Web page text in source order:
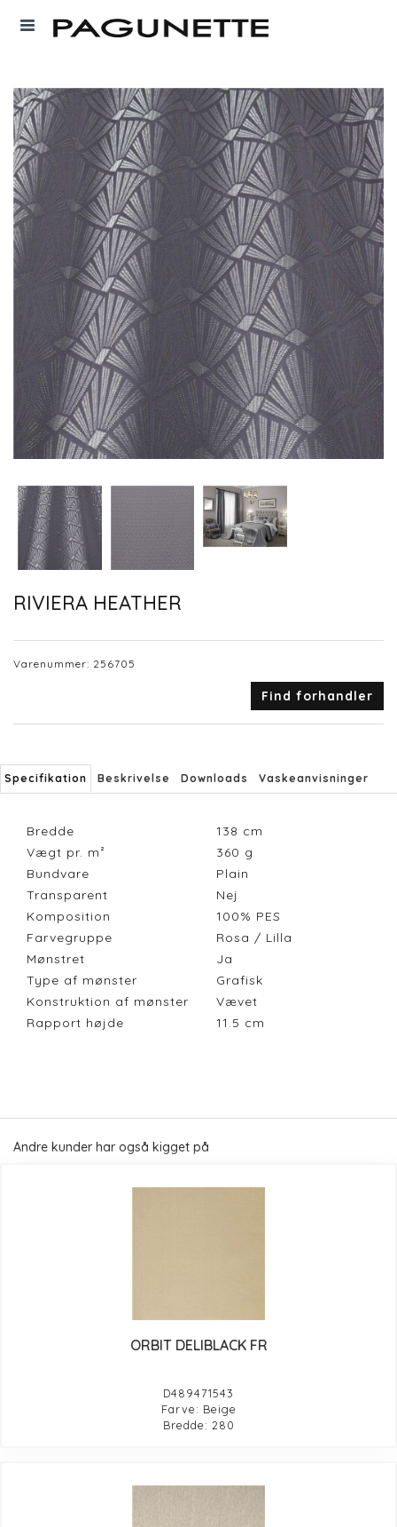
RIVIERA HEATHER
Varenummer: 256705
Find forhandler
Specifikation Beskrivelse Downloads Vaskeanvisninger
Bredde 138 cm
Vægt pr. m²
360 g
Bundvare
Plain
Transparent
Nej
Komposition
100% PES
Farvegruppe
Rosa / Lilla
Mønstret
Ja
Type af mønster
Grafisk
Konstruktion af mønster
Vævet
Rapport højde
11.5 cm
Andre kunder har også kigget på
ORBIT DELIBLACK FR
D489471543
Farve: Beige
Bredde: 280